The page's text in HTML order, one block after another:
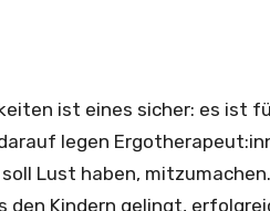
ist eines sicher: es ist
legen
Lust haben,
Kindern gelingt,